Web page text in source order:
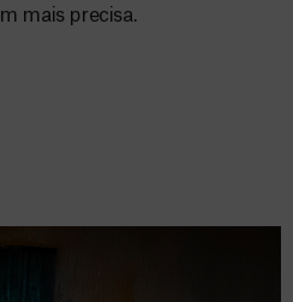
mais precisa.